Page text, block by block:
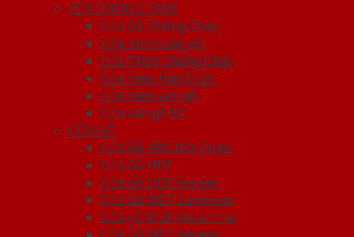
CỬA CHỐNG CHÁY
Cửa Gỗ Chống Cháy
Cửa nhôm vân gỗ
Cửa Thép Chống Cháy
Cửa thép Hàn Quốc
Cửa thép vân gỗ
Cửa vân gỗ 5D
CỬA GỖ
Cửa Gỗ ABS Hàn Quốc
Cửa Gỗ HDF
Cửa Gỗ HDF Veneer
Cửa Gỗ MDF Laminate
Cửa gỗ MDF Melamine